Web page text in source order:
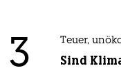
3 Teuer,
Sind